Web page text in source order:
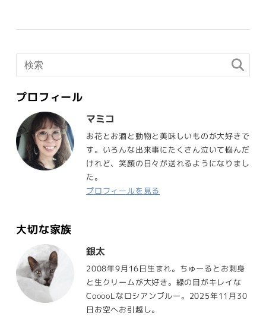
プロフィール
マミコ
お花とお酒と動物と美味しいものが大好きで
す。いろんな出来事にたくさん泣いて悩んだ
けれど、笑顔の日々が送れるようになりまし
た。
プロフィールを見る
大切な家族
銀太
2008年9月16日生まれ。ちゅーるとお刺身
と生クリームが大好き。緑の目がキレイな
CooooLなロシアンブルー。2025年11月30
日お空へお引越し。